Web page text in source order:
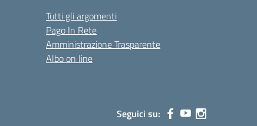
Tutti gli argomenti
Pago In Rete
Amministrazione Trasparente
Albo on line
Seguici su: